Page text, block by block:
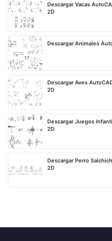
Descargar Vacas
2D
Descargar Animales
Descargar Aves
2D
Descargar Juegos
2D
Descargar Perro
2D